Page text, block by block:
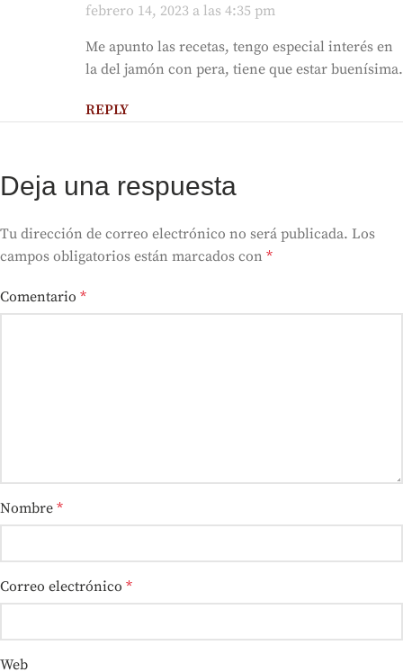
febrero 14, 2023 a las 4:35 pm
Me apunto las recetas, tengo especial interés en
la del jamón con pera, tiene que estar buenísima.
REPLY
Deja una respuesta
Tu dirección de correo electrónico no será publicada. Los
campos obligatorios están marcados con *
Comentario *
Nombre *
Correo electrónico *
Web